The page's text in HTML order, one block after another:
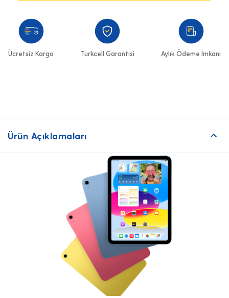
Ücretsiz Kargo Turkcell Garantisi Aylık Ödeme İmkanı
Ürün Açıklamaları